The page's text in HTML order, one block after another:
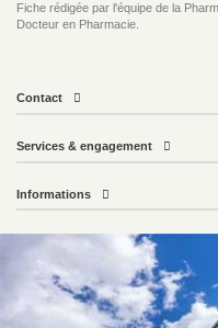
Fiche rédigée par l'équipe de la
Docteur en Pharmacie.
Contact
Services & engagement
Informations